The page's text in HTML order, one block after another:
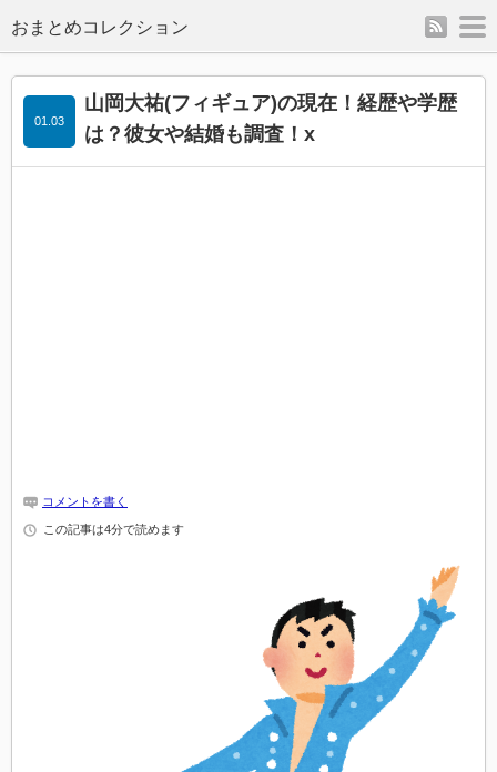
rss
山岡大祐(フィギュア)の現在！経歴や学歴
は？彼女や結婚も調査！x
01.03
コメントを書く
この記事は4分で読めます